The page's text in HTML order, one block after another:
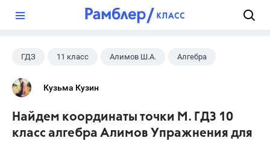
ГДЗ 11 класс Алимов Ш.А. Алгебра
Кузьма Кузин
Найдем координаты точки М. ГДЗ 10
класс алгебра Алимов Упражнения для